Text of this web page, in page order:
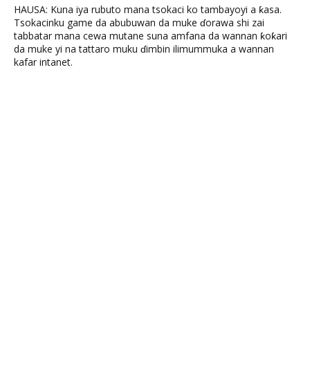
HAUSA: Kuna iya rubuto mana tsokaci ko tambayoyi a ƙasa.
Tsokacinku game da abubuwan da muke ɗorawa shi zai
tabbatar mana cewa mutane suna amfana da wannan ƙoƙari
da muke yi na tattaro muku ɗimbin ilimummuka a wannan
kafar intanet.